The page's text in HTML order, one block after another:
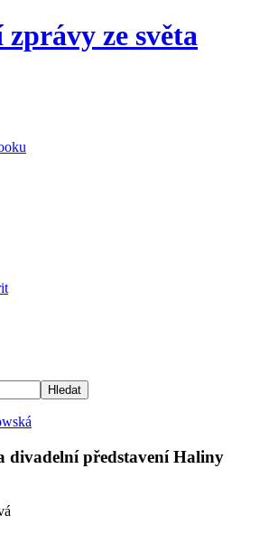
ze světa
divadelní představení Haliny